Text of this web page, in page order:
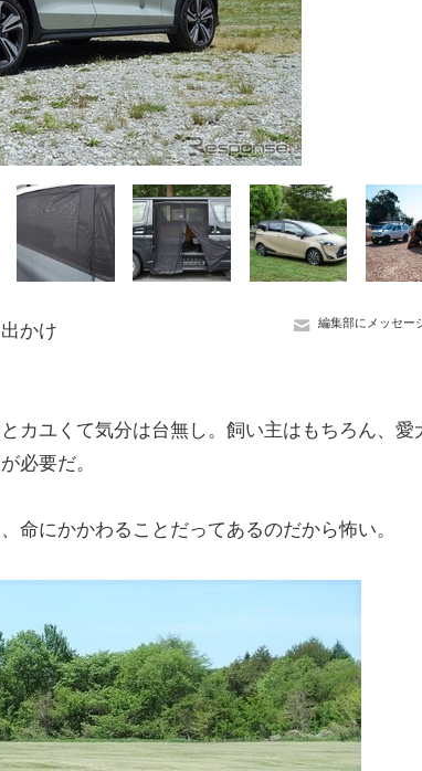
編集部にメッセー
かけ
カユくて気分は台無し。飼い主はもちろん、愛
必要だ。
命にかかわることだってあるのだから怖い。